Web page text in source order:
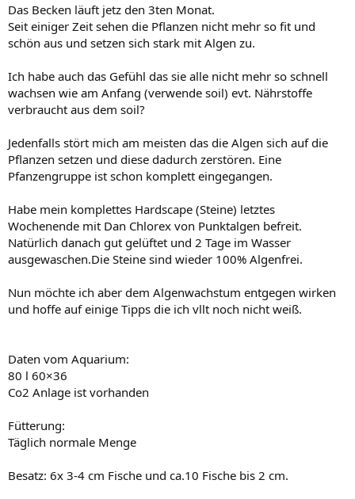
Das Becken läuft jetz den 3ten Monat.
Seit einiger Zeit sehen die Pflanzen nicht mehr so fit und
schön aus und setzen sich stark mit Algen zu.
Ich habe auch das Gefühl das sie alle nicht mehr so schnell
wachsen wie am Anfang (verwende soil) evt. Nährstoffe
verbraucht aus dem soil?
Jedenfalls stört mich am meisten das die Algen sich auf die
Pflanzen setzen und diese dadurch zerstören. Eine
Pfanzengruppe ist schon komplett eingegangen.
Habe mein komplettes Hardscape (Steine) letztes
Wochenende mit Dan Chlorex von Punktalgen befreit.
Natürlich danach gut gelüftet und 2 Tage im Wasser
ausgewaschen.Die Steine sind wieder 100% Algenfrei.
Nun möchte ich aber dem Algenwachstum entgegen wirken
und hoffe auf einige Tipps die ich vllt noch nicht weiß.
Daten vom Aquarium:
80 l 60×36
Co2 Anlage ist vorhanden
Fütterung:
Täglich normale Menge
Besatz: 6x 3-4 cm Fische und ca.10 Fische bis 2 cm.